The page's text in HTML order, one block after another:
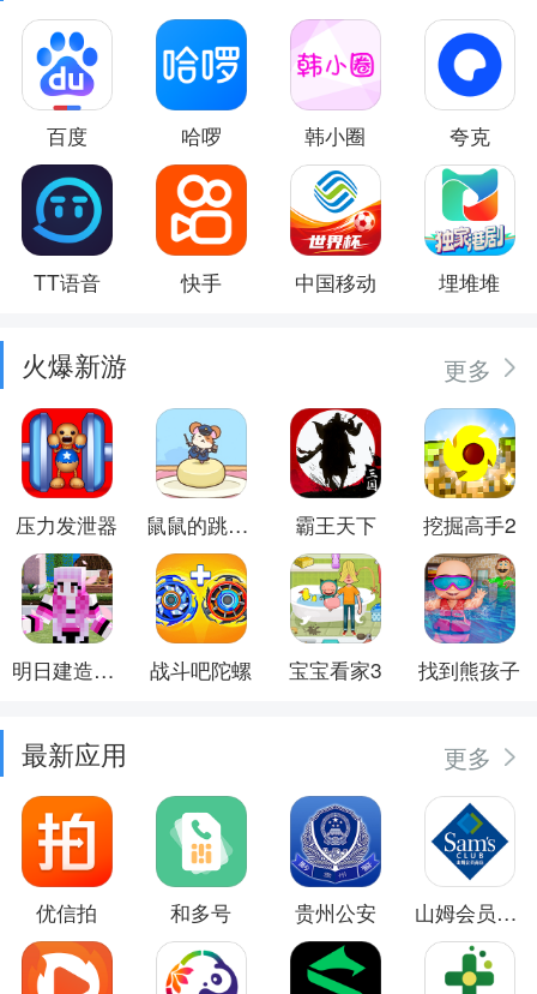
百度 哈啰 韩小圈 夸克
TT语音 快手 中国移动 埋堆堆
火爆新游 更多
压力发泄器 鼠鼠的跳跃冒险 霸王天下 挖掘高手2
明日建造大师 战斗吧陀螺 宝宝看家3 找到熊孩子
最新应用 更多
优信拍 和多号 贵州公安 山姆会员商店